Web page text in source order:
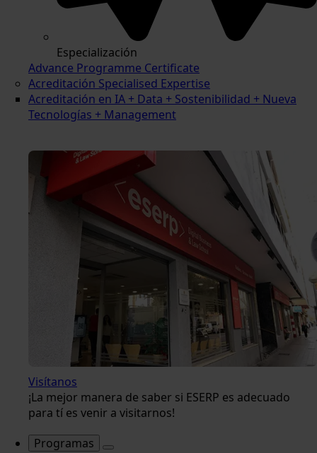
Especialización
Advance Programme Certificate
Acreditación Specialised Expertise
Acreditación en IA + Data + Sostenibilidad + Nueva
Tecnologías + Management
Visítanos
¡La mejor manera de saber si ESERP es adecuado
para tí es venir a visitarnos!
Programas